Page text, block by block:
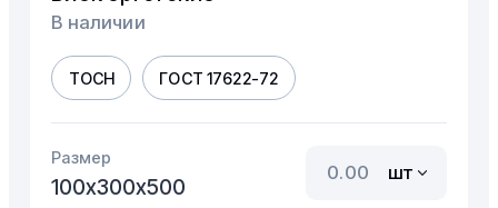
В наличии
ТОСН ГОСТ 17622-72
Размер
100х300х500
шт